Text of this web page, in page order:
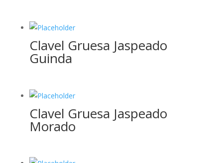
Clavel Gruesa Jaspeado
Guinda
Clavel Gruesa Jaspeado
Morado